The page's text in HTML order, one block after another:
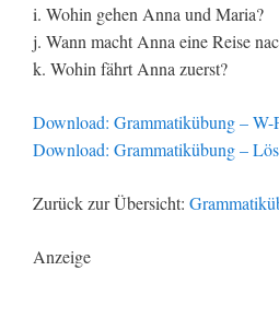
i. Wohin gehen Anna und Maria?
j. Wann macht Anna eine Reise
k. Wohin fährt Anna zuerst?
Download: Grammatikübung – W-
Download: Grammatikübung –
Zurück zur Übersicht:
Anzeige